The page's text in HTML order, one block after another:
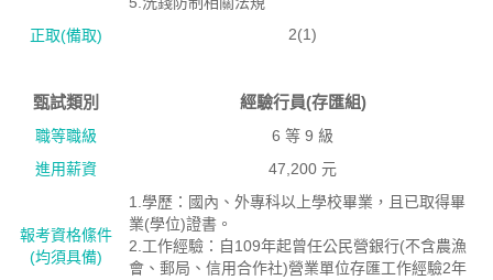
正取(備取)
2(1)
甄試類別 經驗行員(存匯組)
職等職級
6 等 9 級
進用薪資
47,200 元
報考資格絛件
(均須具備)
1.學歷：國內、外專科以上學校畢業，且已取得畢
業(學位)證書。
2.工作經驗：自109年起曾任公民營銀行(不含農漁
會、郵局、信用合作社)營業單位存匯工作經驗2年